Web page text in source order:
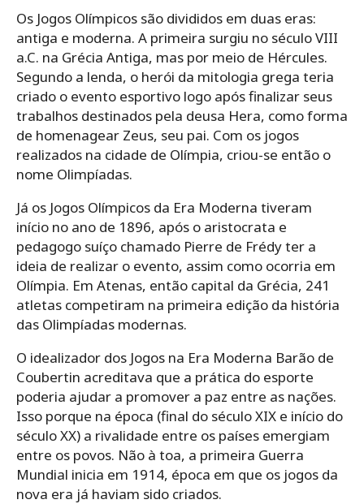
Os Jogos Olímpicos são divididos em duas eras:
antiga e moderna. A primeira surgiu no século VIII
a.C. na Grécia Antiga, mas por meio de Hércules.
Segundo a lenda, o herói da mitologia grega teria
criado o evento esportivo logo após finalizar seus
trabalhos destinados pela deusa Hera, como forma
de homenagear Zeus, seu pai. Com os jogos
realizados na cidade de Olímpia, criou-se então o
nome Olimpíadas.
Já os Jogos Olímpicos da Era Moderna tiveram
início no ano de 1896, após o aristocrata e
pedagogo suíço chamado Pierre de Frédy ter a
ideia de realizar o evento, assim como ocorria em
Olímpia. Em Atenas, então capital da Grécia, 241
atletas competiram na primeira edição da história
das Olimpíadas modernas.
O idealizador dos Jogos na Era Moderna Barão de
Coubertin acreditava que a prática do esporte
poderia ajudar a promover a paz entre as nações.
Isso porque na época (final do século XIX e início do
século XX) a rivalidade entre os países emergiam
entre os povos. Não à toa, a primeira Guerra
Mundial inicia em 1914, época em que os jogos da
nova era já haviam sido criados.